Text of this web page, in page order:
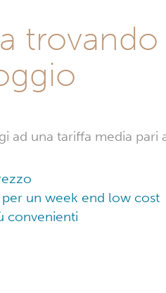
ad una tariffa media pari
un week end low cost
convenienti